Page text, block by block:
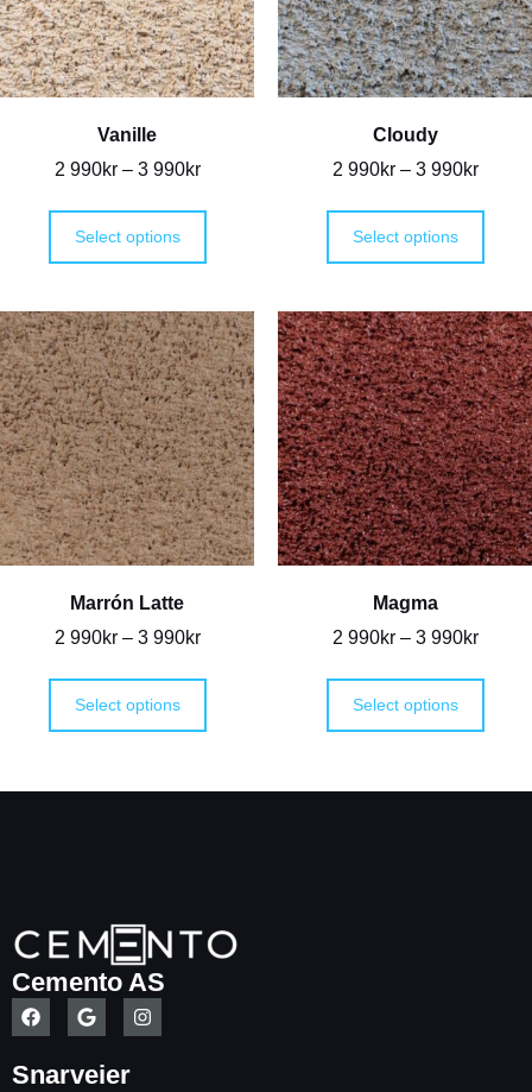
Vanille
2 990kr – 3 990kr
Select options
Cloudy
2 990kr – 3 990kr
Select options
Marrón Latte
2 990kr – 3 990kr
Select options
Magma
2 990kr – 3 990kr
Select options
Cemento AS
Snarveier